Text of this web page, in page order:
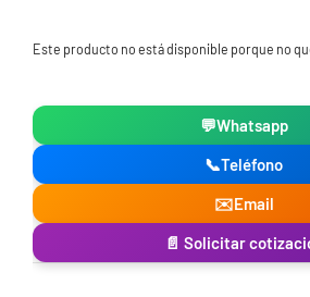
Este producto no está disponible porque no
💬Whatsapp
📞Teléfono
✉️Email
📄 Solicitar